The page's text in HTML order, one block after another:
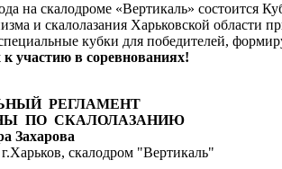
на скалодроме «Вертикаль»
и скалолазания Харьковской области
кубки для победителей,
участию в соревнованиях!
РЕГЛАМЕНТ
ПО СКАЛОЛАЗАНИЮ
Захарова
скалодром "Вертикаль"